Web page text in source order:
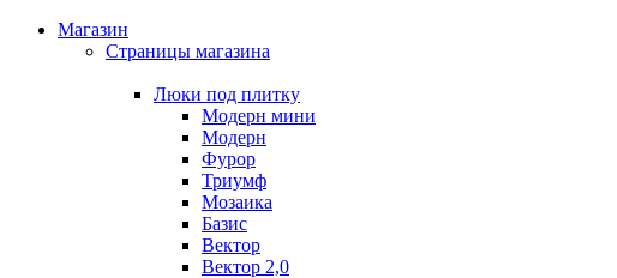
Магазин
Страницы магазина
Люки под плитку
Модерн мини
Модерн
Фурор
Триумф
Мозаика
Базис
Вектор
Вектор 2,0